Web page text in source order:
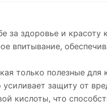
здоровье и красоту
впитывание,
только полезные
защиту от
кислоты, что